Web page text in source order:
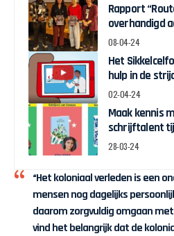
Rapport
overhandigd
Wethouder
08-04-24
Het
hulp in de
02-04-24
Maak kennis
schrijftalent
april
28-03-24
“Het koloniaal verleden is een
mensen nog dagelijks
daarom zorgvuldig omgaan
vind het belangrijk dat de